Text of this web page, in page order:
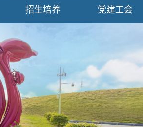
招生培养 党建工会